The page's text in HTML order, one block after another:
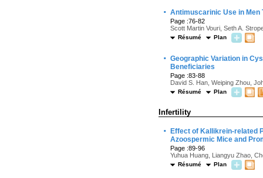
· Antimuscarinic Use in Men
Page :76-82
Scott Martin Vouri, Seth A.
Résumé Plan
· Geographic Variation in
Beneficiaries
Page :83-88
David S. Han, Weiping Zhou,
Résumé Plan
Infertility
·
Effect of Kallikrein-related
Azoospermic Mice and
Page :89-96
Yuhua Huang, Liangyu Zhao,
Résumé Plan